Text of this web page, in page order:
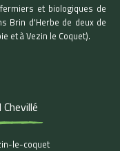
et biologiques de
Brin d'Herbe de deux de
et à Vezin le Coquet).
Chevillé
le-coquet